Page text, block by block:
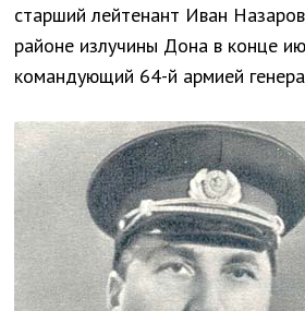
старший лейтенант Иван
районе излучины Дона в конце
командующий 64-й армией